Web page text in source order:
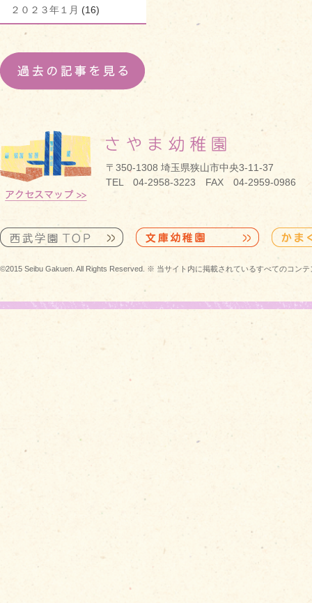
２０２３年１月 (16)
〒350-1308 埼玉県狭山市中央3-11-37
TEL 04-2958-3223 FAX 04-2959-0986
©2015 Seibu Gakuen. All Rights Reserved. ※ 当サイト内に掲載されているすべてのコン